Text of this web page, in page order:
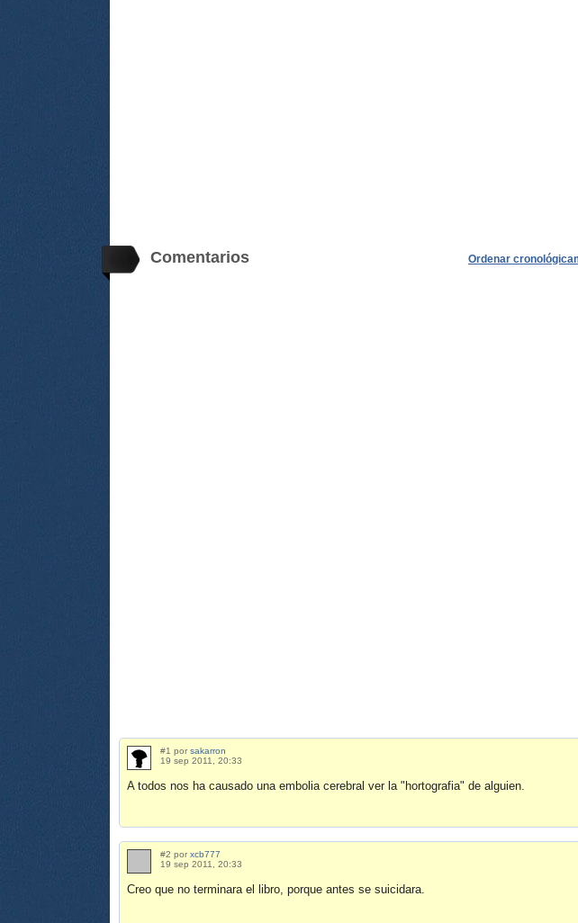
Comentarios Ordenar
#1 por sakarron
19 sep 2011, 20:33
A todos nos ha causado una embolia cerebral ver la "hortografia" de alguien.
#2 por xcb777
19 sep 2011, 20:33
Creo que no terminara el libro, porque antes se suicidara.